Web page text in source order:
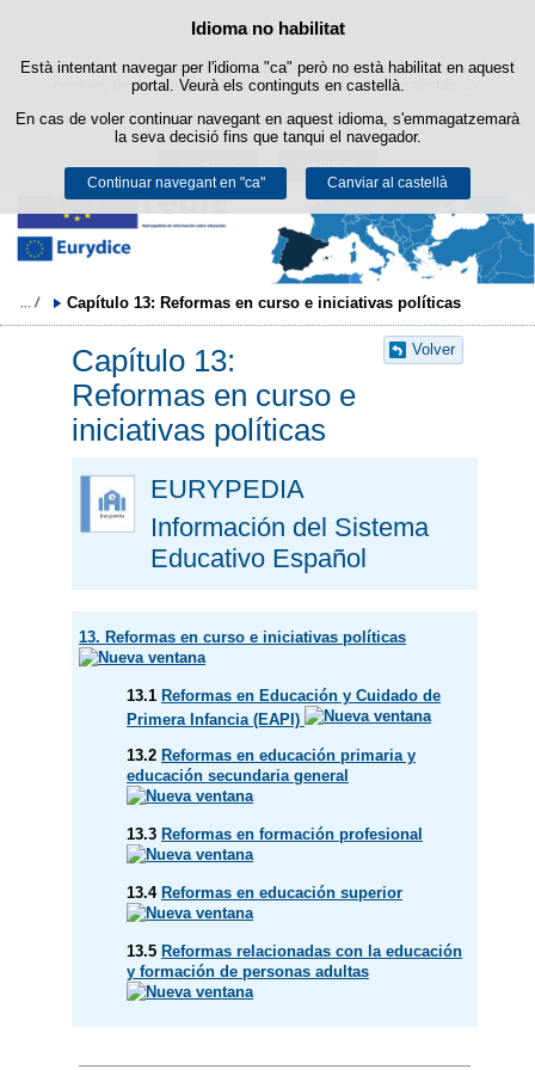
Política de cookies
Aquest lloc web utilitza cookies pròpies per facilitar la navegació i
cookies de tercers per obtenir estadístiques d'ús i satisfacció.
Podeu obtenir més informació a l'apartat "Cookies" del nostreavís legal.
Acceptar Rebutjar
Idioma no habilitat
Està intentant navegar per l'idioma "ca" però no està habilitat en aquest
portal. Veurà els continguts en castellà.
En cas de voler continuar navegant en aquest idioma, s'emmagatzemarà
la seva decisió fins que tanqui el navegador.
Continuar navegant en "ca" Canviar al castellà
Passar al contingut
Capítulo 13: Reformas en curso e iniciativas políticas
Volver
Capítulo 13:
Reformas en curso e
iniciativas políticas
EURYPEDIA
Información del Sistema
Educativo Español
13. Reformas en curso e iniciativas políticas
13.1 Reformas en Educación y Cuidado de
Primera Infancia (EAPI)
13.2 Reformas en educación primaria y
educación secundaria general
13.3 Reformas en formación profesional
13.4 Reformas en educación superior
13.5 Reformas relacionadas con la educación
y formación de personas adultas